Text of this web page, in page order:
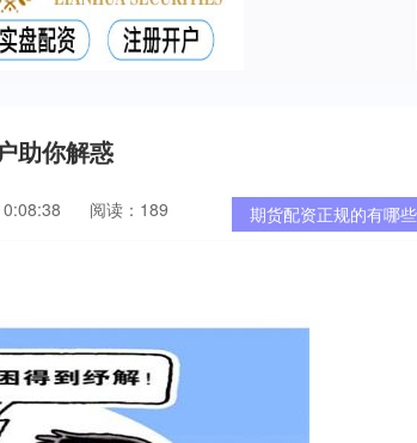
助你解惑
期货配资正规的有哪些
阅读：189